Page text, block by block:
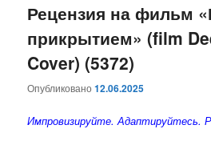
основному
содержимому
дополнительному
содержимому
Рецензия на фильм
прикрытием» (film
Cover) (5372)
Опубликовано12.06.2025
Импровизируйте. Адаптируйтесь.